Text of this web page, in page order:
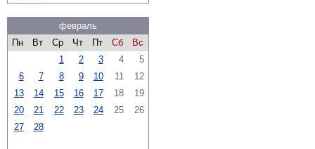
февраль
Пн
Вт Ср Чт Пт Сб
Вс
1
2 3 4
5
6
7 8 9 10 11
12
13
14 15 16 17 18
19
20
21 22 23 24 25
26
27
28